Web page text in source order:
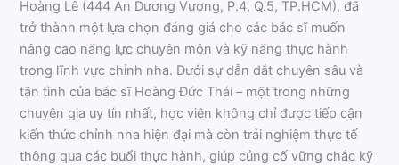
Hoàng Lê (444 An Dương Vương, P.4, Q.5, TP.HCM), đã
trở thành một lựa chọn đáng giá cho các bác sĩ muốn
nâng cao năng lực chuyên môn và kỹ năng thực hành
trong lĩnh vực chỉnh nha. Dưới sự dẫn dắt chuyên sâu và
tận tình của bác sĩ Hoàng Đức Thái – một trong những
chuyên gia uy tín nhất, học viên không chỉ được tiếp cận
kiến thức chỉnh nha hiện đại mà còn trải nghiệm thực tế
thông qua các buổi thực hành, giúp củng cố vững chắc kỹ